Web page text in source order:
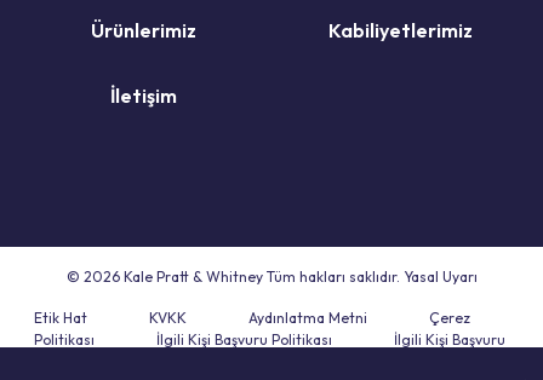
Ürünlerimiz Kabiliyetlerimiz
İletişim
© 2026 Kale Pratt & Whitney Tüm hakları saklıdır. Yasal Uyarı
Etik Hat KVKK Aydınlatma Metni
Çerez
Politikası
İlgili Kişi Başvuru Politikası
İlgili Kişi Başvuru